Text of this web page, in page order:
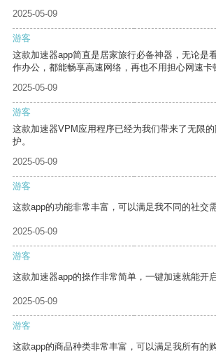
2025-05-09
游客
这款加速器app简直是居家旅行必备神器，无论是
作办公，都能畅享高速网络，再也不用担心网速卡
2025-05-09
游客
这款加速器VPM应用程序已经为我们带来了无限
护。
2025-05-09
游客
这款app的功能非常丰富，可以满足我不同的社交需
2025-05-09
游客
这款加速器app的操作非常简单，一键加速就能开
2025-05-09
游客
这款app的商品种类非常丰富，可以满足我所有的购